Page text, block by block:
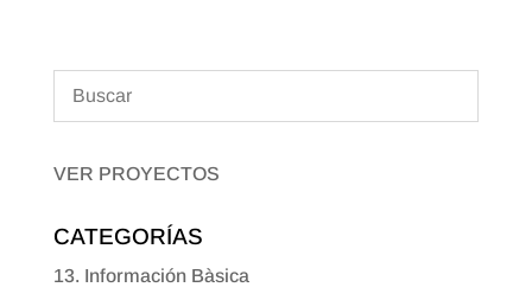
VER PROYECTOS
CATEGORÍAS
13. Información Bàsica